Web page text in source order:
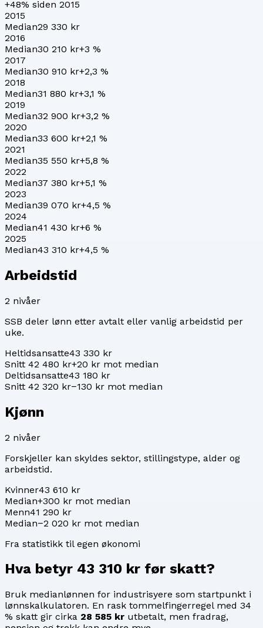
+48% siden 2015
2015
Median29 330 kr
2016
Median30 210 kr+3 %
2017
Median30 910 kr+2,3 %
2018
Median31 880 kr+3,1 %
2019
Median32 900 kr+3,2 %
2020
Median33 600 kr+2,1 %
2021
Median35 550 kr+5,8 %
2022
Median37 380 kr+5,1 %
2023
Median39 070 kr+4,5 %
2024
Median41 430 kr+6 %
2025
Median43 310 kr+4,5 %
Arbeidstid
2 nivåer
SSB deler lønn etter avtalt eller vanlig arbeidstid per
uke.
Heltidsansatte43 330 kr
Snitt 42 480 kr+20 kr mot median
Deltidsansatte43 180 kr
Snitt 42 320 kr−130 kr mot median
Kjønn
2 nivåer
Forskjeller kan skyldes sektor, stillingstype, alder og
arbeidstid.
Kvinner43 610 kr
Median+300 kr mot median
Menn41 290 kr
Median−2 020 kr mot median
Fra statistikk til egen økonomi
Hva betyr 43 310 kr før skatt?
Bruk medianlønnen for industrisyere som startpunkt i
lønnskalkulatoren. En rask tommelfingerregel med 34
% skatt gir cirka 28 585 kr utbetalt, men fradrag,